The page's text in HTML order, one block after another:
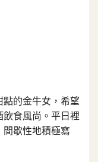
的金牛女，希望
食風尚。平日裡
間歇性地積極寫